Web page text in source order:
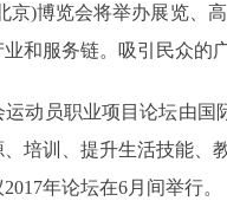
)博览会将举办展览、高
和服务链。吸引民众的
员职业项目论坛由国
培训、提升生活技能、
年论坛在6月间举行。